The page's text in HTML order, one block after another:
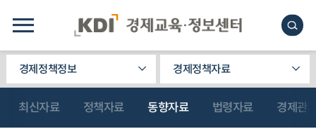
경제정책정보 경제정책자료
최신자료 정책자료 동향자료 법령자료 경제관